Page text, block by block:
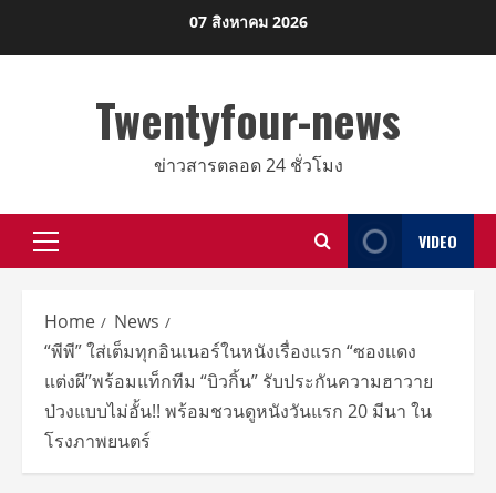
07 สิงหาคม 2026
Twentyfour-news
ข่าวสารตลอด 24 ชั่วโมง
Primary
VIDEO
Home
News
“พีพี” ใส่เต็มทุกอินเนอร์ในหนังเรื่องแรก “ซองแดง
แต่งผี”พร้อมแท็กทีม “บิวกิ้น” รับประกันความฮาวาย
ป่วงแบบไม่อั้น!! พร้อมชวนดูหนังวันแรก 20 มีนา ใน
โรงภาพยนตร์